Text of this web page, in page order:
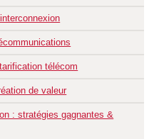
télécom
de valeur
: stratégies gagnantes &